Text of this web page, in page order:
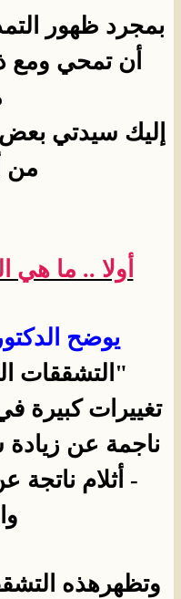
بمجرد ظهور
أن تمحي ومع
إليك سيدتي
من
أولا .. ما هي
يوضح
"التشققات
تغييرات كبيرة
ناجمة عن
- أثلام ناتجة
وتظهرهذه